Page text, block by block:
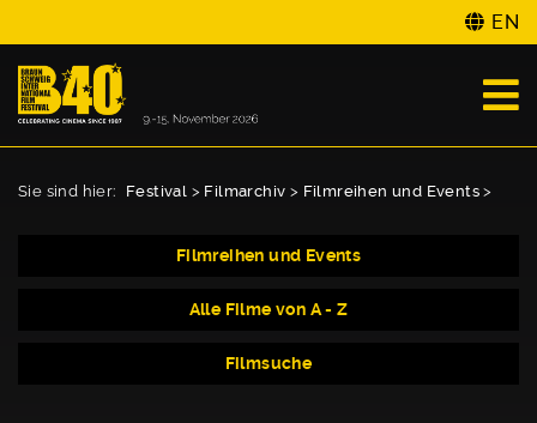
EN
Sie sind hier: Festival > Filmarchiv > Filmreihen und Events >
Filmreihen und Events
Alle Filme von A - Z
Filmsuche